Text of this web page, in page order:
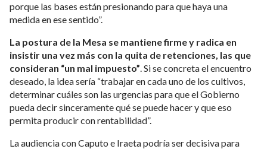
porque las bases están presionando para que haya una
medida en ese sentido”.
La postura de la Mesa se mantiene firme y radica en
insistir una vez más con la quita de retenciones, las que
consideran “un mal impuesto” . Si se concreta el encuentro
deseado, la idea sería “trabajar en cada uno de los cultivos,
determinar cuáles son las urgencias para que el Gobierno
pueda decir sinceramente qué se puede hacer y que eso
permita producir con rentabilidad”.
La audiencia con Caputo e Iraeta podría ser decisiva para